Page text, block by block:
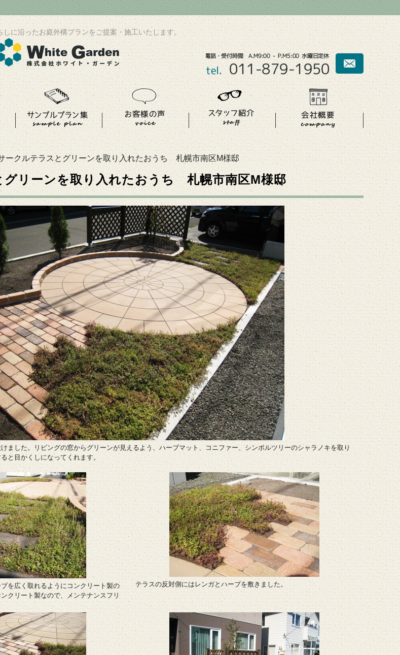
に沿ったお庭外構プランをご提案・施工いたします。
ークルテラスとグリーンを取り入れたおうち 札幌市南区M様邸
グリーンを取り入れたおうち 札幌市南区M様邸
ました。リビングの窓からグリーンが見えるよう、ハーブマット、コニファー、シンボルツリーのシャラノキを取り
と目かくしになってくれます。
を広く取れるようにコンクリート製の
クリート製なので、メンテナンスフリ
テラスの反対側にはレンガとハーブを敷きました。